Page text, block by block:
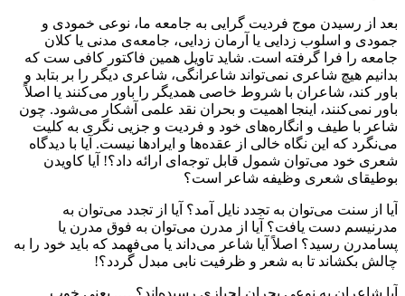
بعد از رسیدن موج فردیت گرایی به جامعه ما، نوعی خمودی و
جمودی و اسلوب زدایی یا آرمان زدایی، جامعه‌ی مدنی یا کلان
جامعه را فرا گرفته است. شاید تاویل همین فاکتور کافی ست که
بدانیم هیچ شاعری نمی‌تواند شاعرانگی، شاعری دیگر را بر بتابد و
باور کند، شاعران با شروط خاصی همدیگر را باور می‌کنند یا اصلاً
باور نمی‌کنند، اینجا اهمیت و بحران نقد علمی آشکار می‌شود. چون
شاعر با طیف و انگاره‌های خود و فردیت و جزیی نگری به کلیت
می‌نگرد که این نگاه خالی از عقده‌ها و ایرادها نیست. آیا با دیدگاه
شعری خود می‌توان شمول قابل توجه‌ای ارائه داد؟! آیا کاویدن
بوطیقای شعری وظیفه شاعر است؟
آیا از سنت می‌توان به تجدد نایل آمد؟ آیا از تجدد می‌توان به
مدرنیسم دست یافت؟ آیا از مدرن می‌توان به فوق مدرن یا
پسامدرن رسید؟ اصلاً آیا شاعر می‌داند یا می‌فهمد که باید خود را به
چالش بکشاند تا به شعر و ظرفیت نابی مبدل گردد؟!
آیا شاعران به نوعی بحران لجبازی رسیده‌اند؟ …. یعنی خوب